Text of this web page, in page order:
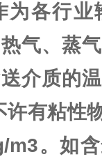
为各行
气、蒸
介质的
许有粘性
m3。如